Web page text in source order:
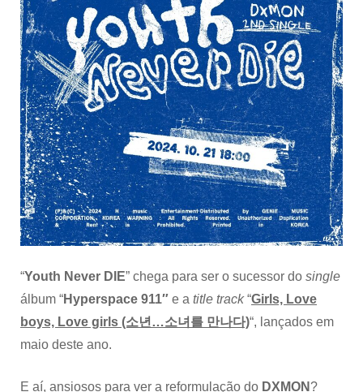
“Youth Never DIE” chega para ser o sucessor do single
álbum “Hyperspace 911″ e a title track“Girls, Love
boys, Love girls (소년…소녀를 만나다)“, lançados em
maio deste ano.
E aí, ansiosos para ver a reformulação do DXMON ?